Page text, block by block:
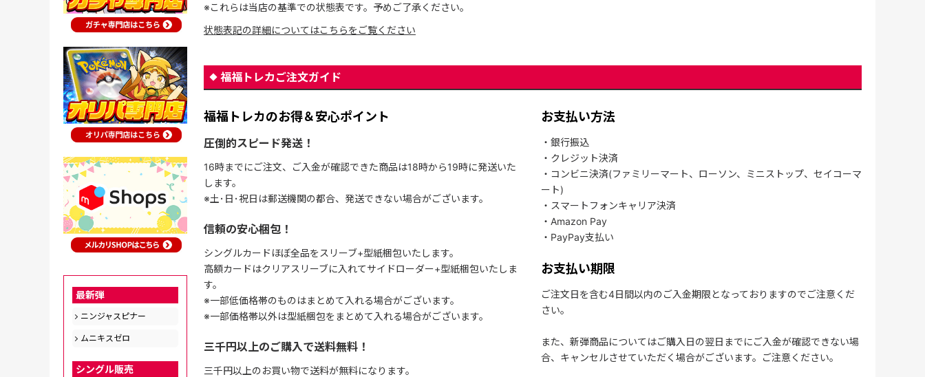
※これらは当店の基準での状態表です。予めご了承ください。
状態表記の詳細についてはこちらをご覧ください
福福トレカご注文ガイド
福福トレカのお得＆安心ポイント
圧倒的スピード発送！
16時までにご注文、ご入金が確認できた商品は18時から19時に発送いた
します。
※土･日･祝日は郵送機関の都合、発送できない場合がございます。
信頼の安心梱包！
シングルカードほぼ全品をスリーブ+型紙梱包いたします。
高額カードはクリアスリーブに入れてサイドローダー+型紙梱包いたしま
す。
※一部低価格帯のものはまとめて入れる場合がございます。
※一部価格帯以外は型紙梱包をまとめて入れる場合がございます。
三千円以上のご購入で送料無料！
三千円以上のお買い物で送料が無料になります。
お支払い方法
・銀行振込
・クレジット決済
・コンビニ決済(ファミリーマート、ローソン、ミニストップ、セイコーマ
ート)
・スマートフォンキャリア決済
・Amazon Pay
・PayPay支払い
お支払い期限
ご注文日を含む4日間以内のご入金期限となっておりますのでご注意くだ
さい。
また、新弾商品についてはご購入日の翌日までにご入金が確認できない場
合、キャンセルさせていただく場合がございます。ご注意ください。
最新弾
ニンジャスピナー
ムニキスゼロ
シングル販売